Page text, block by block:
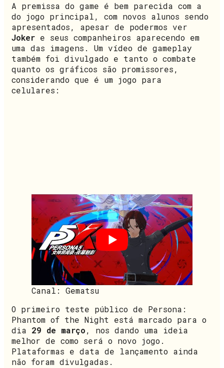
A premissa do game é bem parecida com a
do jogo principal, com novos alunos sendo
apresentados, apesar de podermos ver
Joker e seus companheiros aparecendo em
uma das imagens. Um vídeo de gameplay
também foi divulgado e tanto o combate
quanto os gráficos são promissores,
considerando que é um jogo para
celulares:
Canal: Gematsu
O primeiro teste público de Persona:
Phantom of the Night está marcado para o
dia 29 de março, nos dando uma ideia
melhor de como será o novo jogo.
Plataformas e data de lançamento ainda
não foram divulgadas.